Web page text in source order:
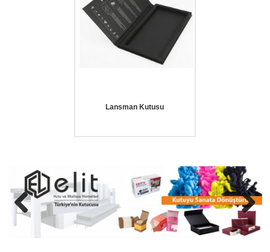
Lansman Kutusu
Previous Next